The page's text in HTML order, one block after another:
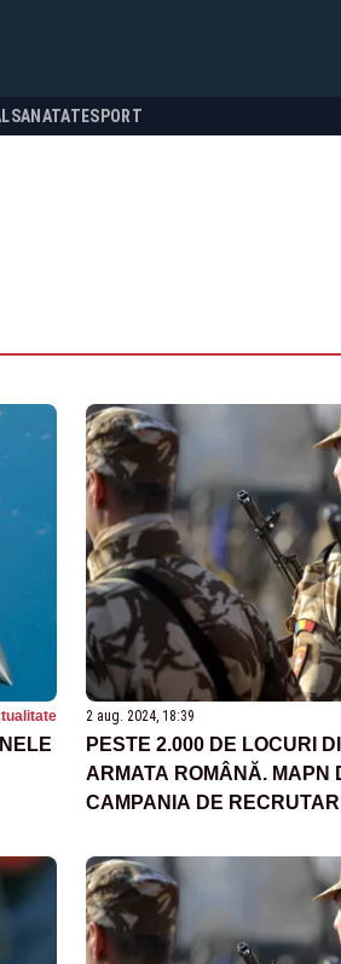
SANATATESPORT
2 aug. 2024, 18:39
PESTE 2.000 DE LOCURI
ARMATA ROMÂNĂ. MAPN
CAMPANIA DE